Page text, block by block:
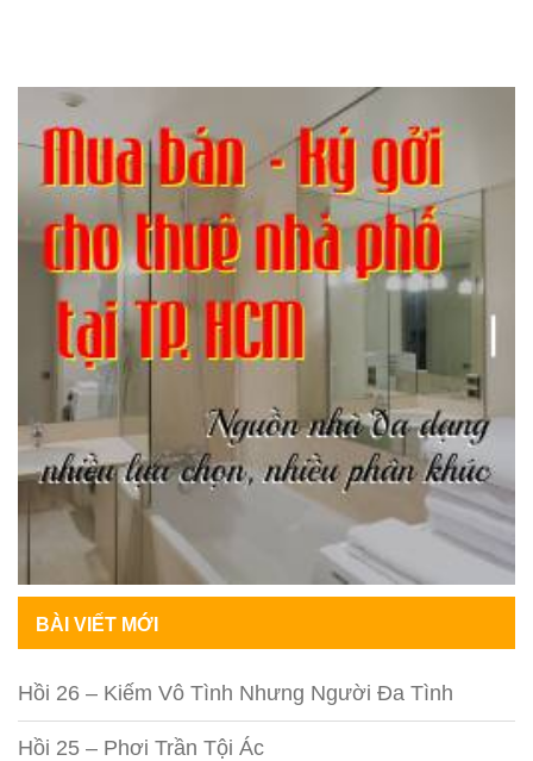
BÀI VIẾT MỚI
Hồi 26 – Kiếm Vô Tình Nhưng Người Đa Tình
Hồi 25 – Phơi Trần Tội Ác